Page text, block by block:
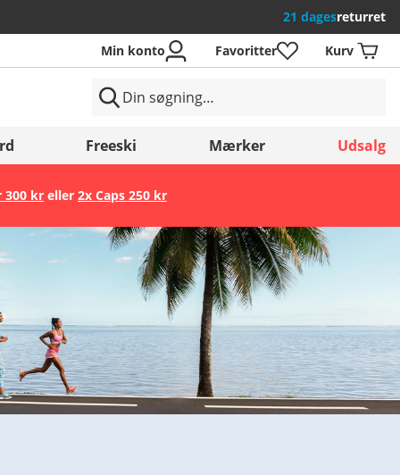
21 dagesreturret
Gem
Min konto Favoritter Kurv
Freeski Mærker Udsalg
300 kreller 2x Caps 250 kr